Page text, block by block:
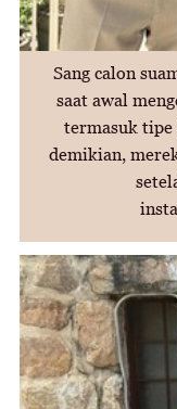
Sang calon
saat awal
termasuk tipe
demikian,